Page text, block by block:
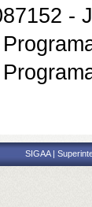
-
SIGAA |